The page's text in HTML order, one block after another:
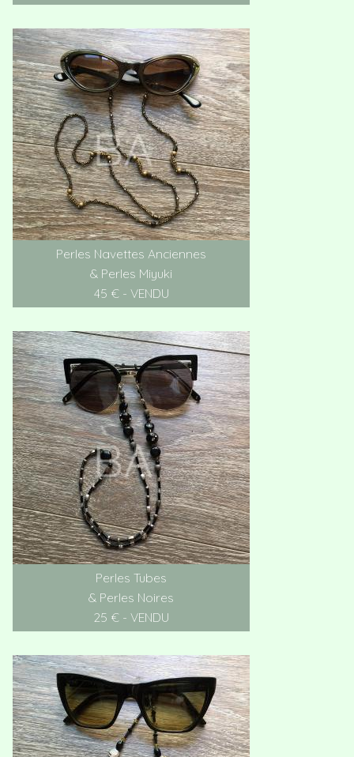
Perles Navettes Anciennes
& Perles Miyuki
45 € - VENDU
Perles Tubes
& Perles Noires
25 € - VENDU